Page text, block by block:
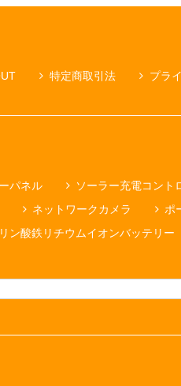
特定商取引法 プラ
パネル ソーラー充電コント
ネットワークカメラ ポ
リン酸鉄リチウムイオンバッテリー